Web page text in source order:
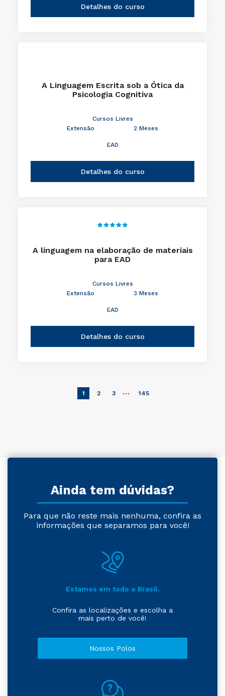
Detalhes do curso
A Linguagem Escrita sob a Ótica da
Psicologia Cognitiva
Cursos Livres
Extensão
2 Meses
EAD
Detalhes do curso
A linguagem na elaboração de materiais
para EAD
Cursos Livres
Extensão
3 Meses
EAD
Detalhes do curso
1 2 3 … 145
Ainda tem dúvidas?
Para que não reste mais nenhuma, confira as
informações que separamos para você!
Estamos em todo o Brasil.
Confira as localizações e escolha a
mais perto de você!
Nossos Polos